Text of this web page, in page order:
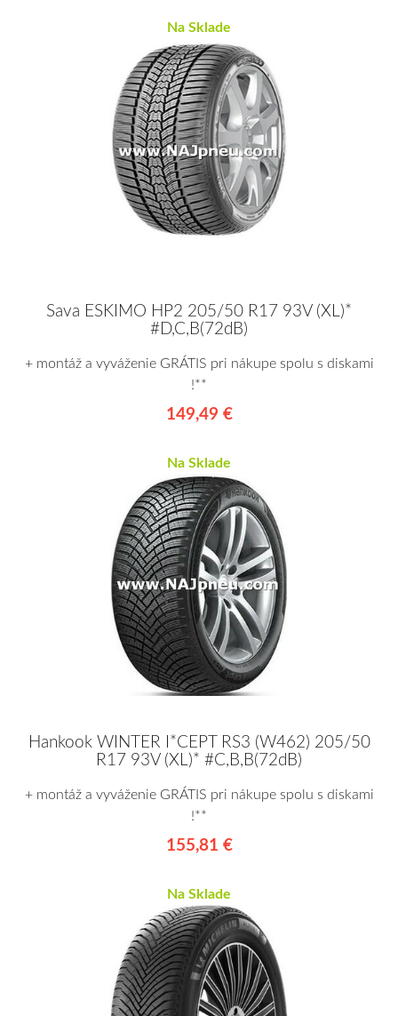
Na Sklade
Sava ESKIMO HP2 205/50 R17 93V (XL)*
#D,C,B(72dB)
+ montáž a vyváženie GRÁTIS pri nákupe spolu s diskami
!**
149,49 €
Na Sklade
Hankook WINTER I*CEPT RS3 (W462) 205/50
R17 93V (XL)* #C,B,B(72dB)
+ montáž a vyváženie GRÁTIS pri nákupe spolu s diskami
!**
155,81 €
Na Sklade